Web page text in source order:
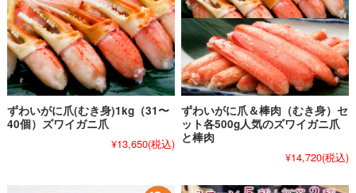
ずわいがに爪(むき身)1kg（31〜
40個）ズワイガニ爪
¥13,650(税込)
ずわいがに爪＆棒肉（むき身）セ
ット各500g人気のズワイガニ爪
と棒肉
¥14,720(税込)